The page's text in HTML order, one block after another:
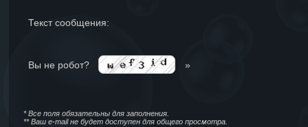
Текст сообщения:
Вы не робот? »
* Все поля обязательны для заполнения.
** Ваш e-mail не будет доступен для общего просмотра.